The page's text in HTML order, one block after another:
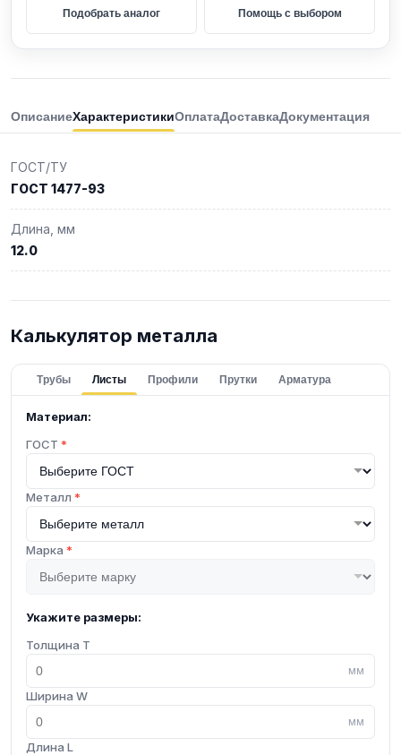
Подобрать аналог Помощь с выбором
ОписаниеХарактеристикиОплатаДоставкаДокументация
ГОСТ/ТУ
ГОСТ 1477-93
Длина, мм
12.0
Калькулятор металла
Трубы Листы Профили Прутки Арматура
Материал:
ГОСТ *
Металл *
Марка *
Укажите размеры:
Толщина T
мм
Ширина W
мм
Длина L